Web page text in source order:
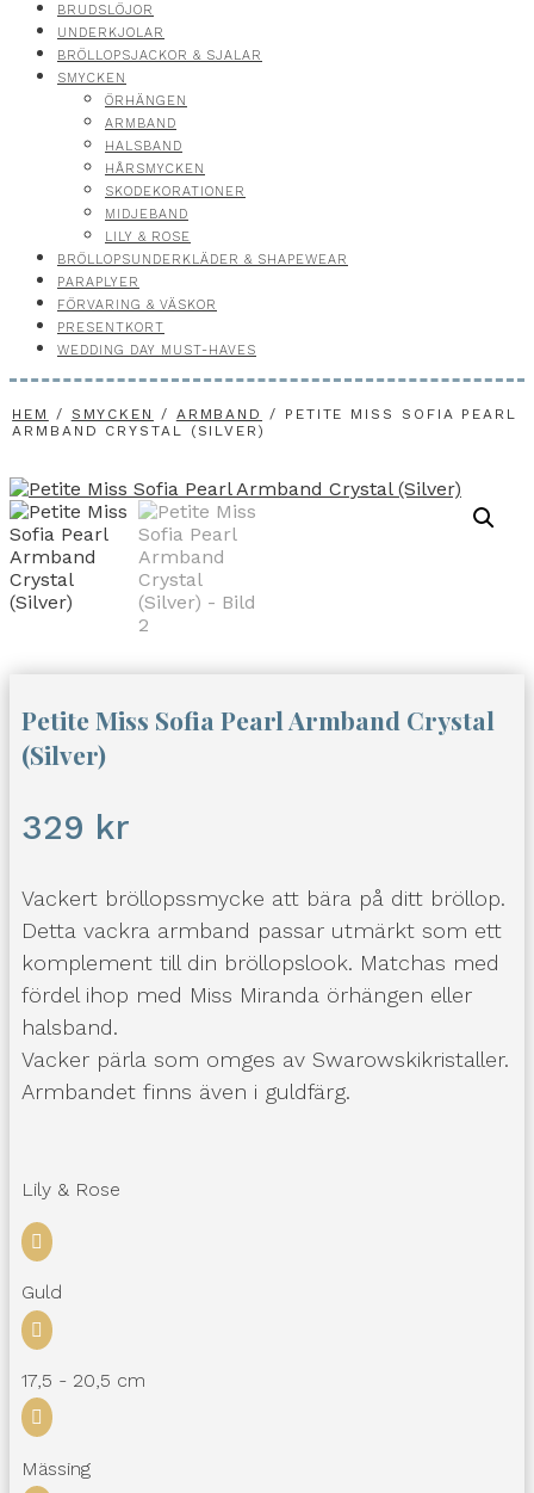
BRUDSLÖJOR
UNDERKJOLAR
BRÖLLOPSJACKOR & SJALAR
SMYCKEN
ÖRHÄNGEN
ARMBAND
HALSBAND
HÅRSMYCKEN
SKODEKORATIONER
MIDJEBAND
LILY & ROSE
BRÖLLOPSUNDERKLÄDER & SHAPEWEAR
PARAPLYER
FÖRVARING & VÄSKOR
PRESENTKORT
WEDDING DAY MUST-HAVES
HEM / SMYCKEN / ARMBAND
/ PETITE MISS SOFIA PEARL
ARMBAND CRYSTAL (SILVER)
Petite Miss Sofia Pearl Armband Crystal
(Silver)
329 kr
Vackert bröllopssmycke att bära på ditt bröllop.
Detta vackra armband passar utmärkt som ett
komplement till din bröllopslook. Matchas med
fördel ihop med Miss Miranda örhängen eller
halsband.
Vacker pärla som omges av Swarowskikristaller.
Armbandet finns även i guldfärg.
Lily & Rose

Guld

17,5 - 20,5 cm

Mässing